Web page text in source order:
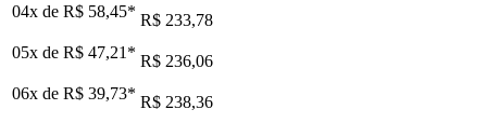
04x de R$ 58,45* R$ 233,78
05x de R$ 47,21 * R$ 236,06
06x de R$ 39,73* R$ 238,36